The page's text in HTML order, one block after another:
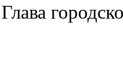
Глава